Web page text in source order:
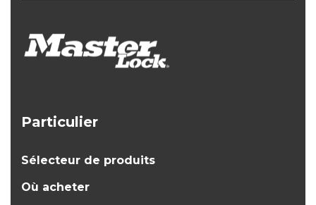
Particulier
Sélecteur de produits
Où acheter